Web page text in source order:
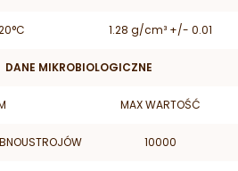
1.28 g/cm³ +/- 0.01
DANE MIKROBIOLOGICZNE
MAX WARTOŚĆ
10000